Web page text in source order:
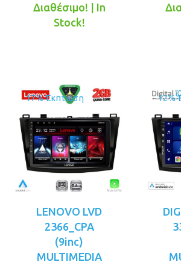
was:
τρέχουσα
Διαθέσιμο! | In
Stock!
17% Έκπτωση
LENOVO LVD
2366_CPA
(9inc)
MULTIMEDIA
12%